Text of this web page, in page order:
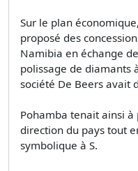
Sur le plan
proposé des
Namibia en échange
polissage de diamants
société De Beers avait
Pohamba tenait ainsi
direction du pays tout
symbolique à S.